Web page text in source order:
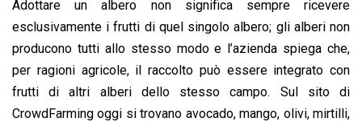
Adottare un albero non significa sempre ricevere
esclusivamente i frutti di quel singolo albero; gli alberi non
producono tutti allo stesso modo e l’azienda spiega che,
per ragioni agricole, il raccolto può essere integrato con
frutti di altri alberi dello stesso campo. Sul sito di
CrowdFarming oggi si trovano avocado, mango, olivi, mirtilli,